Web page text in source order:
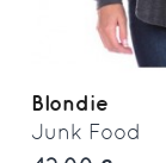
Blondie
Junk Food